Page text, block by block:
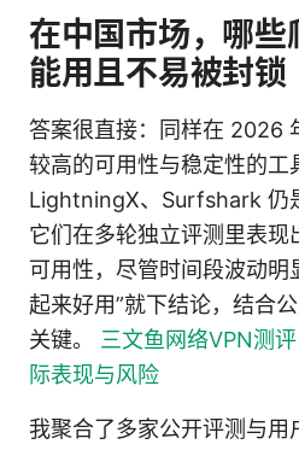
在中国市场，哪些
能用且不易被封锁
答案很直接：同样在 2026
较高的可用性与稳定性的工
LightningX、Surfshark 仍
它们在多轮独立评测里表现
可用性，尽管时间段波动明
起来好用”就下结论，结合
关键。 三文鱼网络VPN测
际表现与风险
我聚合了多家公开评测与